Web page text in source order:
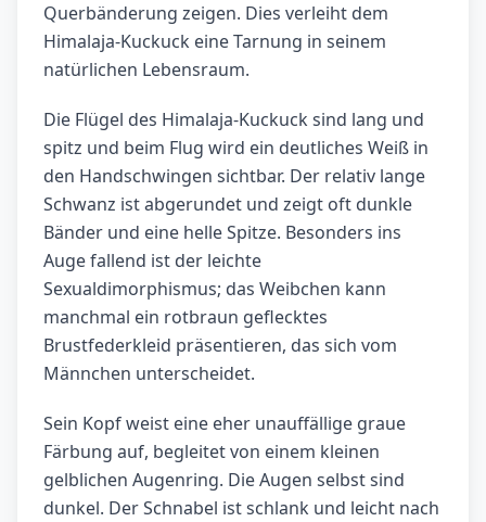
Querbänderung zeigen. Dies verleiht dem
Himalaja-Kuckuck eine Tarnung in seinem
natürlichen Lebensraum.
Die Flügel des Himalaja-Kuckuck sind lang und
spitz und beim Flug wird ein deutliches Weiß in
den Handschwingen sichtbar. Der relativ lange
Schwanz ist abgerundet und zeigt oft dunkle
Bänder und eine helle Spitze. Besonders ins
Auge fallend ist der leichte
Sexualdimorphismus; das Weibchen kann
manchmal ein rotbraun geflecktes
Brustfederkleid präsentieren, das sich vom
Männchen unterscheidet.
Sein Kopf weist eine eher unauffällige graue
Färbung auf, begleitet von einem kleinen
gelblichen Augenring. Die Augen selbst sind
dunkel. Der Schnabel ist schlank und leicht nach